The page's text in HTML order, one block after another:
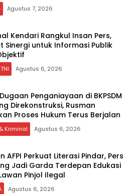
Agustus 7, 2026
Kendari Rangkul Insan Pers,
Sinergi untuk Informasi Publik
Agustus 6, 2026
Penganiayaan di BKPSDM
Direkonstruksi, Rusman
Proses Hukum Terus Berjalan
Kriminal Agustus 6, 2026
AFPI Perkuat Literasi Pindar, Pers
Jadi Garda Terdepan Edukasi
Pinjol Ilegal
Agustus 6, 2026